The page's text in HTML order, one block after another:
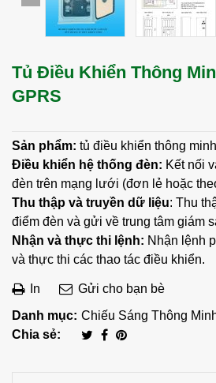
Tủ Điều Khiển Thông
GPRS
Sản phẩm: tủ điều khiển thông
Điều khiển hệ thống đèn: Kết nối
đèn trên mạng lưới (đơn lẻ hoặc
Thu thập và truyền dữ liệu: Thu
điểm đèn và gửi về trung tâm giám
Nhận và thực thi lệnh: Nhận lệnh
và thực thi các thao tác điều khiển.
In
Gửi cho bạn bè
Danh mục: Chiếu Sáng Thông
Chia sẻ: